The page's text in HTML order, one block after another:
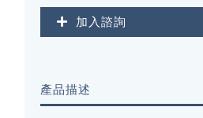
加入諮詢
產品描述